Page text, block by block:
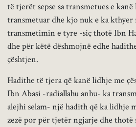
të tjerët sepse sa transmetues e
transmetuar dhe kjo nuk e ka kthyer
transmetimin e tyre -siç thotë Ibn
dhe për këtë dëshmojnë edhe
çështjen.
Hadithe të tjera që kanë lidhje me
Ibn Abasi -radiallahu anhu- ka
alejhi selam- një hadith që ka lidhje
zezë por për tjetër ngjarje dhe